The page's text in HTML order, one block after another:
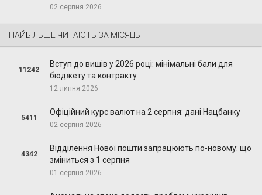
02 серпня 2026
НАЙБІЛЬШЕ ЧИТАЮТЬ ЗА МІСЯЦЬ
11242
Вступ до вишів у 2026 році: мінімальні бали для
бюджету та контракту
12 липня 2026
5411
Офіційний курс валют на 2 серпня: дані Нацбанку
02 серпня 2026
4342
Відділення Нової пошти запрацюють по-новому: що
зміниться з 1 серпня
01 серпня 2026